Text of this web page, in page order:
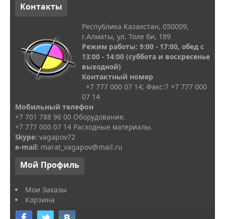
Контакты
Республика Казахстан, 050009,
г.Алматы, ул. Толе би, 189
Режим работы: 9:00 - 17:00, обед с
13:00 - 14:00 (суббота и воскресенье
выходной)
Контактный номер
+7 777 000 07 14; Факс:7 +7 777 000
07 14
Мобильный телефон
+7 701 788 96 00 Оборудование.
+7 777 000 07 14 Расходные материалы.
Skype: vagapov72
e-mail: marat_vagapov@mail.ru
Мой Профиль
Мои Заказы
Корзина